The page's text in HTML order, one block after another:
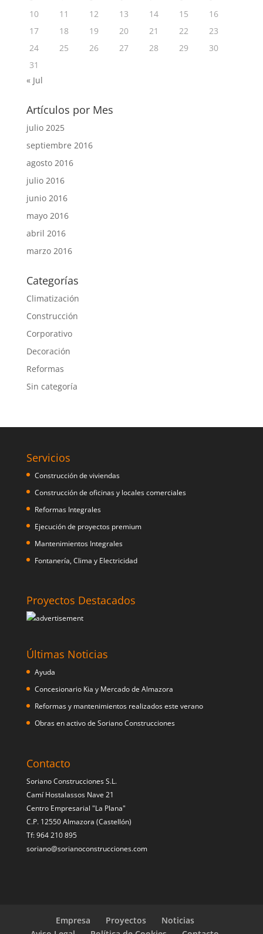
10
11 12 13 14 15
16
17
18 19 20 21 22
23
24
25 26 27 28 29
30
31
« Jul
Artículos por Mes
julio 2025
septiembre 2016
agosto 2016
julio 2016
junio 2016
mayo 2016
abril 2016
marzo 2016
Categorías
Climatización
Construcción
Corporativo
Decoración
Reformas
Sin categoría
Servicios
Construcción de viviendas
Construcción de oficinas y locales comerciales
Reformas Integrales
Ejecución de proyectos premium
Mantenimientos Integrales
Fontanería, Clima y Electricidad
Proyectos Destacados
Últimas Noticias
Ayuda
Concesionario Kia y Mercado de Almazora
Reformas y mantenimientos realizados este verano
Obras en activo de Soriano Construcciones
Contacto
Soriano Construcciones S.L.
Camí Hostalassos Nave 21
Centro Empresarial "La Plana"
C.P. 12550 Almazora (Castellón)
Tf: 964 210 895
soriano@sorianoconstrucciones.com
Empresa Proyectos
Noticias